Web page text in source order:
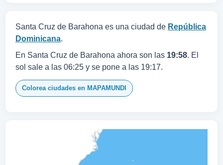
Santa Cruz de Barahona es una ciudad de República
Dominicana.
En Santa Cruz de Barahona ahora son las 19:58. El
sol sale a las 06:25 y se pone a las 19:17.
Colorea ciudades en MAPAMUNDI